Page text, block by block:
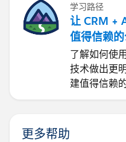
学习路径
让 CRM +
值得信赖
了解如何使
技术做出更
建值得信赖
更多帮助